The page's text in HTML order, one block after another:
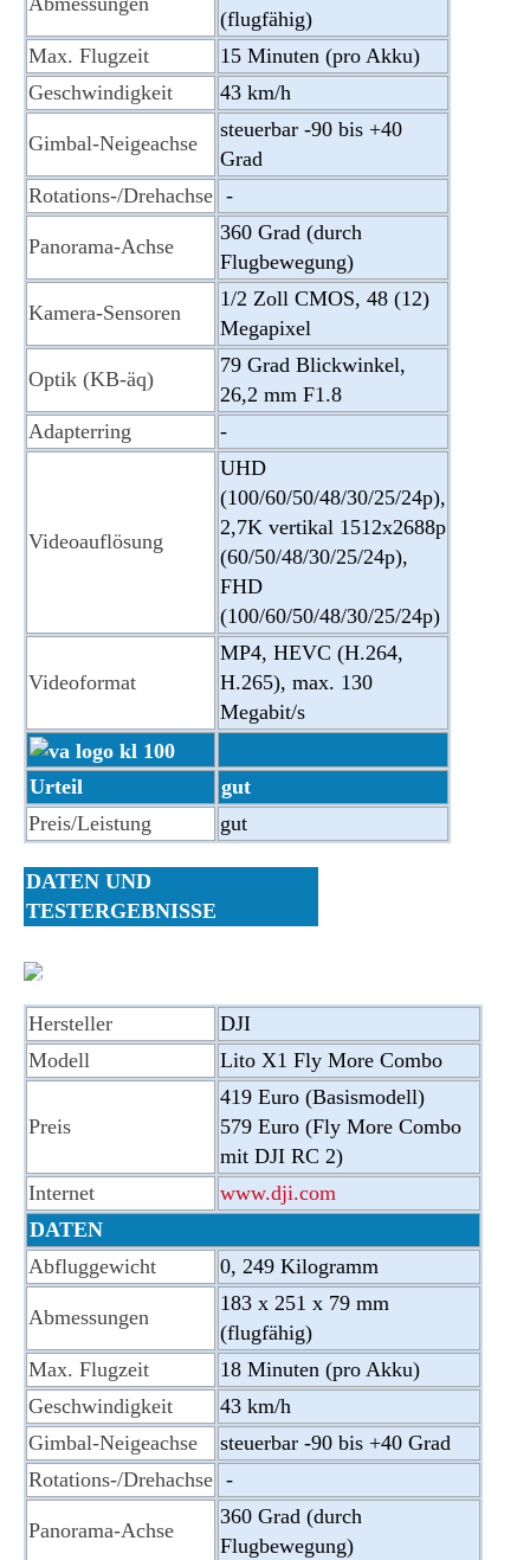
(flugfähig)
Max. Flugzeit
15 Minuten (pro Akku)
Geschwindigkeit
43 km/h
Gimbal-Neigeachse
steuerbar -90 bis +40
Grad
Rotations-/Drehachse -
Panorama-Achse
360 Grad (durch
Flugbewegung)
Kamera-Sensoren
1/2 Zoll CMOS, 48 (12)
Megapixel
Optik (KB-äq)
79 Grad Blickwinkel,
26,2 mm F1.8
Adapterring
-
Videoauflösung
UHD
(100/60/50/48/30/25/24p),
2,7K vertikal 1512x2688p
(60/50/48/30/25/24p),
FHD
(100/60/50/48/30/25/24p)
Videoformat
MP4, HEVC (H.264,
H.265), max. 130
Megabit/s
Urteil
gut
Preis/Leistung
gut
DATEN UND
TESTERGEBNISSE
Hersteller
DJI
Modell
Lito X1 Fly More Combo
Preis
419 Euro (Basismodell)
579 Euro (Fly More Combo
mit DJI RC 2)
Internet
www.dji.com
DATEN
Abfluggewicht
0, 249 Kilogramm
Abmessungen
183 x 251 x 79 mm
(flugfähig)
Max. Flugzeit
18 Minuten (pro Akku)
Geschwindigkeit
43 km/h
Gimbal-Neigeachse
steuerbar -90 bis +40 Grad
Rotations-/Drehachse -
Panorama-Achse
360 Grad (durch
Flugbewegung)